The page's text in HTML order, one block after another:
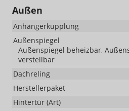
Außen
Anhängerkupplung
Außenspiegel
Außenspiegel beheizbar,
verstellbar
Dachreling
Herstellerpaket
Hintertür (Art)